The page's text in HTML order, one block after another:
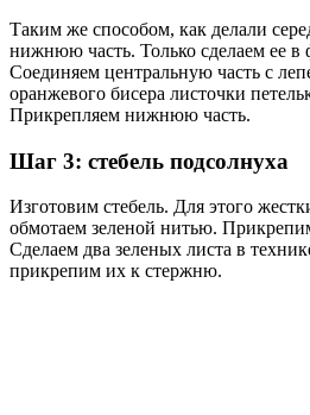
Таким же способом, как делали
нижнюю часть. Только сделаем ее в
Соединяем центральную часть с
оранжевого бисера листочки
Прикрепляем нижнюю часть.
Шаг 3: стебель подсолнуха
Изготовим стебель. Для этого
обмотаем зеленой нитью.
Сделаем два зеленых листа в
прикрепим их к стержню.